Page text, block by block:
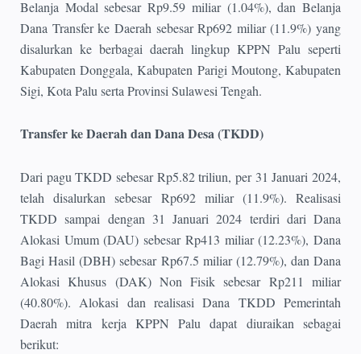
Belanja Modal sebesar Rp9.59 miliar (1.04%), dan Belanja
Dana Transfer ke Daerah sebesar Rp692 miliar (11.9%) yang
disalurkan ke berbagai daerah lingkup KPPN Palu seperti
Kabupaten Donggala, Kabupaten Parigi Moutong, Kabupaten
Sigi, Kota Palu serta Provinsi Sulawesi Tengah.
Transfer ke Daerah dan Dana Desa (TKDD)
Dari pagu TKDD sebesar Rp5.82 triliun, per 31 Januari 2024,
telah disalurkan sebesar Rp692 miliar (11.9%). Realisasi
TKDD sampai dengan 31 Januari 2024 terdiri dari Dana
Alokasi Umum (DAU) sebesar Rp413 miliar (12.23%), Dana
Bagi Hasil (DBH) sebesar Rp67.5 miliar (12.79%), dan Dana
Alokasi Khusus (DAK) Non Fisik sebesar Rp211 miliar
(40.80%). Alokasi dan realisasi Dana TKDD Pemerintah
Daerah mitra kerja KPPN Palu dapat diuraikan sebagai
berikut: